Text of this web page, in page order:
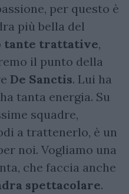
per questo è
più bella del
tante trattative,
il punto della
De Sanctis. Lui ha
tanta energia. Su
squadre,
a trattenerlo, è un
noi. Vogliamo una
che faccia anche
spettacolare.